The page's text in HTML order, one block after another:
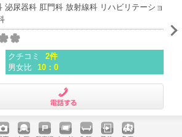
泌尿器科 肛門科 放射線科 リハビリテーショ
クチコミ
2件
男女比
10：0